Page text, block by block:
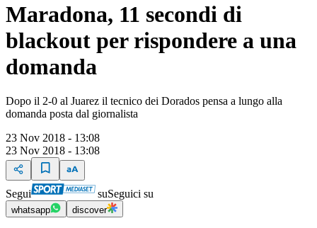
Maradona, 11 secondi di
blackout per rispondere a una
domanda
Dopo il 2-0 al Juarez il tecnico dei Dorados pensa a lungo alla
domanda posta dal giornalista
23 Nov 2018 - 13:08
23 Nov 2018 - 13:08
Segui suSeguici su
whatsapp discover